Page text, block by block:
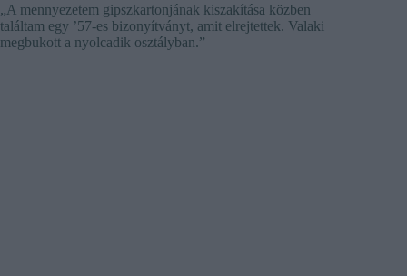
„A mennyezetem gipszkartonjának kiszakítása közben
találtam egy ’57-es bizonyítványt, amit elrejtettek. Valaki
megbukott a nyolcadik osztályban.”